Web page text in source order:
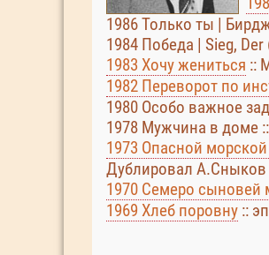
1986 Только ты |
1984 Победа | Sieg,
1983 Хочу жениться ::
1982 Переворот по
1980 Особо важное
1978 Мужчина в доме
1973 Опасной
Дублировал А.Сныков
1970 Семеро сыновей
1969 Хлеб поровну ::